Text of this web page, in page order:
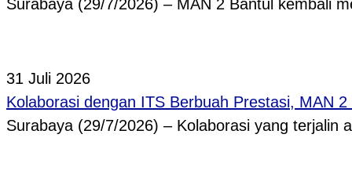
Surabaya (29/7/2026) – MAN 2 Bantul kembali
31 Juli 2026
Kolaborasi dengan ITS Berbuah Prestasi, MAN
Surabaya (29/7/2026) – Kolaborasi yang terjalin